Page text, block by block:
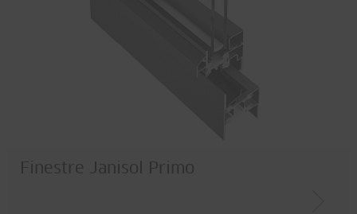
Finestre Janisol Primo